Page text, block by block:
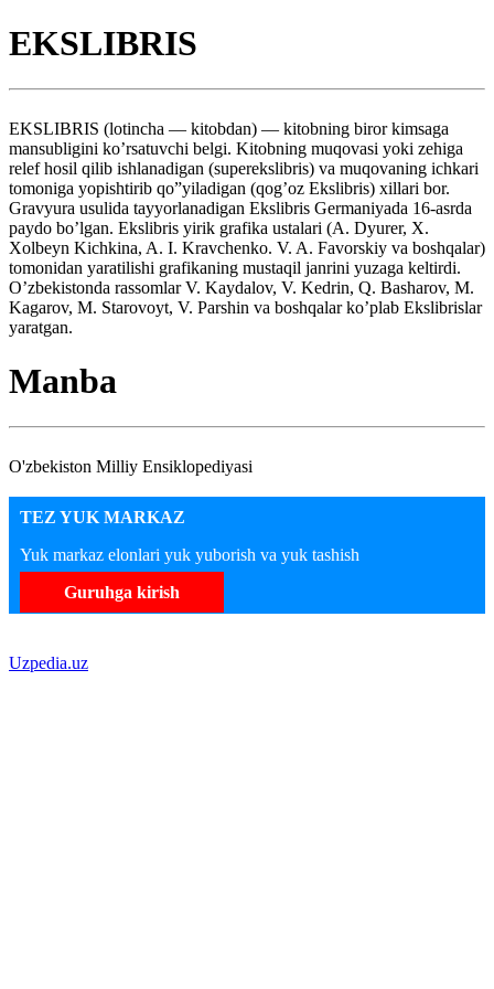
EKSLIBRIS
EKSLIBRIS (lotincha — kitobdan) — kitobning biror kimsaga
mansubligini ko’rsatuvchi belgi. Kitobning muqovasi yoki zehiga
relef hosil qilib ishlanadigan (superekslibris) va muqovaning ichkari
tomoniga yopishtirib qo”yiladigan (qog’oz Ekslibris) xillari bor.
Gravyura usulida tayyorlanadigan Ekslibris Germaniyada 16-asrda
paydo bo’lgan. Ekslibris yirik grafika ustalari (A. Dyurer, X.
Xolbeyn Kichkina, A. I. Kravchenko. V. A. Favorskiy va boshqalar)
tomonidan yaratilishi grafikaning mustaqil janrini yuzaga keltirdi.
O’zbekistonda rassomlar V. Kaydalov, V. Kedrin, Q. Basharov, M.
Kagarov, M. Starovoyt, V. Parshin va boshqalar ko’plab Ekslibrislar
yaratgan.
Manba
O'zbekiston Milliy Ensiklopediyasi
TEZ YUK MARKAZ
Yuk markaz elonlari yuk yuborish va yuk tashish
Guruhga kirish
Uzpedia.uz